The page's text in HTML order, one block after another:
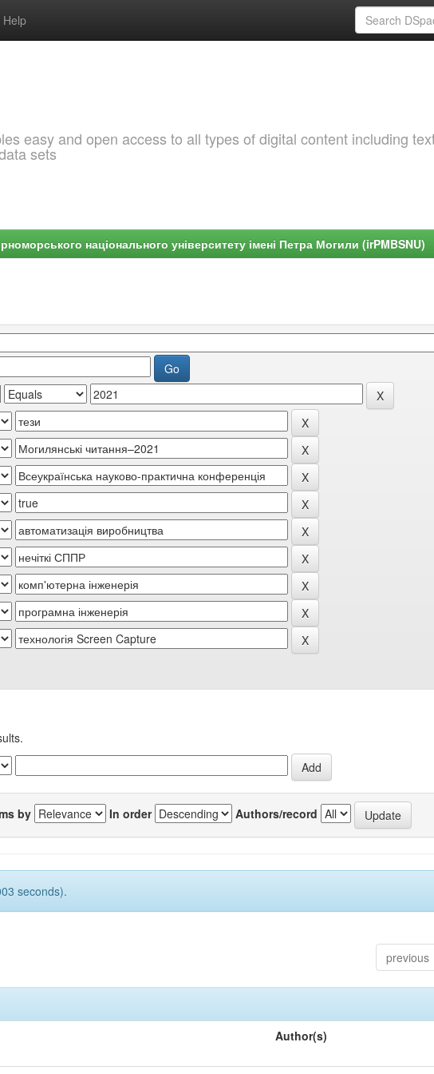
Help
easy and open access to all types of digital content including
sets
національного університету імені Петра Могили (irPMBSNU)
by In order Authors/record
seconds).
previous
Author(s)